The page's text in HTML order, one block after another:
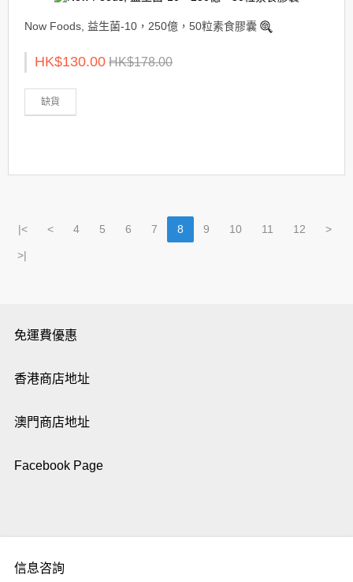
Now Foods, 益生菌-10，250億，50粒素食膠囊
HK$130.00 HK$178.00
缺貨
|< < 4 5 6 7 8 9 10 11 12 >
>|
免運費優惠
香港商店地址
澳門商店地址
Facebook Page
信息咨詢